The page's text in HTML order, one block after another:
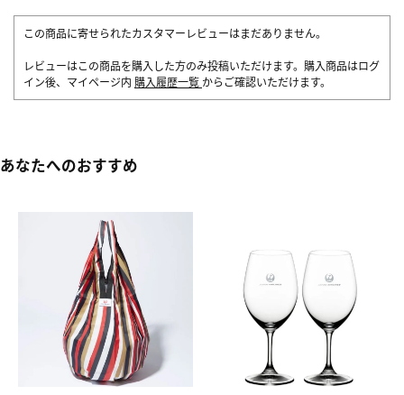
この商品に寄せられたカスタマーレビューはまだありません。
レビューはこの商品を購入した方のみ投稿いただけます。購入商品はログ
イン後、マイページ内 購入履歴一覧 からご確認いただけます。
あなたへのおすすめ